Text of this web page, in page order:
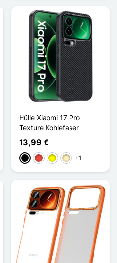
Hülle Xiaomi 17 Pro
Texture Kohlefaser
13,99 €
Schwarz
Rot GelbGolden
+1